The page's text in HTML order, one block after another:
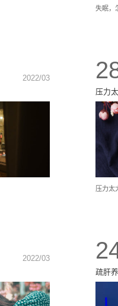
失眠，
2022/03
压力
压力太
2022/03
疏肝